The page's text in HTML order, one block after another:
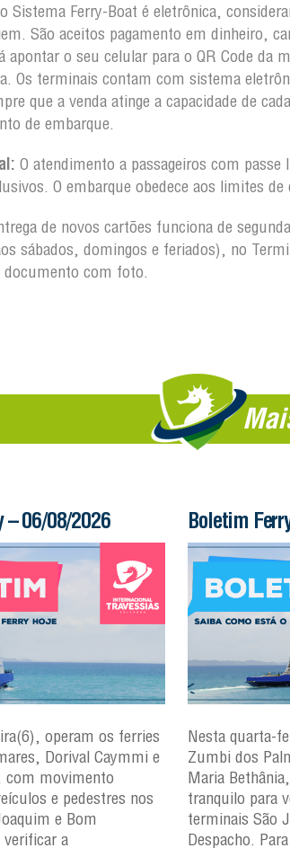
Sistema Ferry-Boat é eletrônica,
São aceitos pagamento em dinheiro,
apontar o seu celular para o QR Code da
Os terminais contam com sistema
que a venda atinge a capacidade de
de embarque.
O atendimento a passageiros com
O embarque obedece aos limites de
de novos cartões funciona de
sábados, domingos e feriados), no
com foto.
– 06/08/2026
operam os ferries
Dorival Caymmi e
com movimento
e pedestres nos
e Bom
verificar a
Boletim
Nesta quarta-
Zumbi dos
Maria
tranquilo para
terminais São
Despacho.